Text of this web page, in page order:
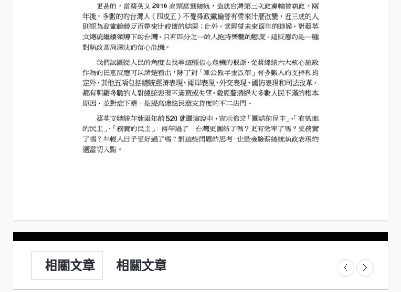
相關文章 相關文章